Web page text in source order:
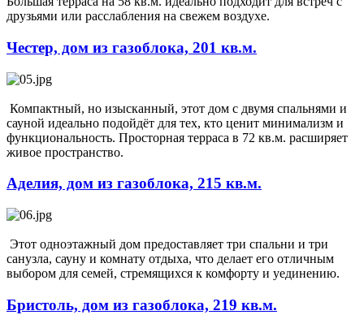
друзьями или расслабления на свежем воздухе.
Честер, дом из газоблока, 201 кв.м.
Компактный, но изысканный, этот дом с двумя спальнями и
сауной идеально подойдёт для тех, кто ценит минимализм и
функциональность. Просторная терраса в 72 кв.м. расширяет
живое пространство.
Аделия, дом из газоблока, 215 кв.м.
Этот одноэтажный дом предоставляет три спальни и три
санузла, сауну и комнату отдыха, что делает его отличным
выбором для семей, стремящихся к комфорту и уединению.
Бристоль, дом из газоблока, 219 кв.м.